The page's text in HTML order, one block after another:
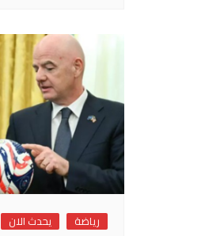
رياضة يحدث الان